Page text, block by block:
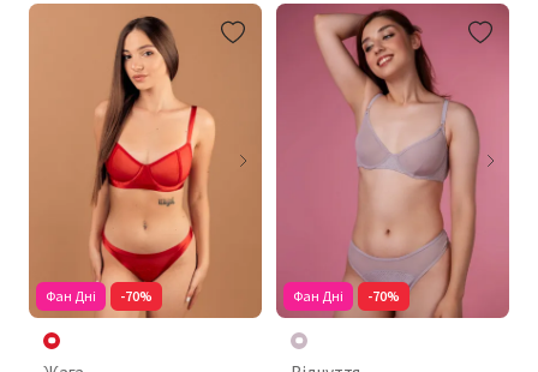
Фан Дні -70% Фан Дні -70%